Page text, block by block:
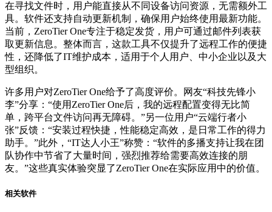
在寻找文件时，用户能直接从不同设备访问资源，无需额外工
具。软件还支持自动更新机制，确保用户始终使用最新功能。
当前，ZeroTier One专注于稳定发货，用户可通过邮件列表获
取更新信息。整体而言，这款工具不仅提升了远程工作的便捷
性，还降低了IT维护成本，适用于个人用户、中小企业以及大
型组织。
许多用户对ZeroTier One给予了高度评价。网友“科技先锋小
李”分享：“使用ZeroTier One后，我的远程配置变得无比简
单，跨平台文件访问再无障碍。”另一位用户“云端行者小
张”反馈：“安装过程快捷，性能稳定高效，是日常工作的得力
助手。”此外，“IT达人小王”称赞：“软件的多播支持让我在团
队协作中节省了大量时间，强烈推荐给需要高效连接的朋
友。”这些真实体验突显了ZeroTier One在实际应用中的价值。
相关软件